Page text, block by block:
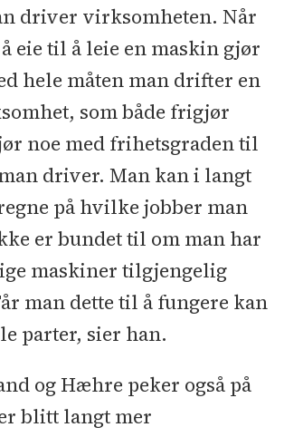
driver virksomheten. Når
eie til å leie en maskin gjør
hele måten man drifter en
som både frigjør
noe med frihetsgraden til
driver. Man kan i langt
på hvilke jobber man
er bundet til om man har
maskiner tilgjengelig
man dette til å fungere kan
parter, sier han.
og Hæhre peker også på
blitt langt mer